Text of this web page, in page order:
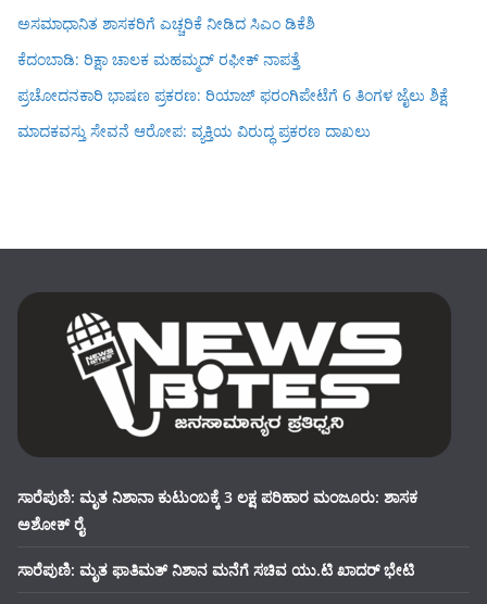
ಅಸಮಾಧಾನಿತ ಶಾಸಕರಿಗೆ ಎಚ್ಚರಿಕೆ ನೀಡಿದ ಸಿಎಂ ಡಿಕೆಶಿ
ಕೆದಂಬಾಡಿ: ರಿಕ್ಷಾ ಚಾಲಕ ಮಹಮ್ಮದ್ ರಫೀಕ್ ನಾಪತ್ತೆ
ಪ್ರಚೋದನಕಾರಿ ಭಾಷಣ ಪ್ರಕರಣ: ರಿಯಾಜ್ ಫರಂಗಿಪೇಟೆಗೆ 6 ತಿಂಗಳ ಜೈಲು ಶಿಕ್ಷೆ
ಮಾದಕವಸ್ತು ಸೇವನೆ ಆರೋಪ: ವ್ಯಕ್ತಿಯ ವಿರುದ್ಧ ಪ್ರಕರಣ ದಾಖಲು
ಸಾರೆಪುಣಿ: ಮೃತ ನಿಶಾನಾ ಕುಟುಂಬಕ್ಕೆ 3 ಲಕ್ಷ ಪರಿಹಾರ ಮಂಜೂರು: ಶಾಸಕ
ಅಶೋಕ್ ರೈ
ಸಾರೆಪುಣಿ: ಮೃತ ಫಾತಿಮತ್ ನಿಶಾನ ಮನೆಗೆ ಸಚಿವ ಯು.ಟಿ ಖಾದರ್ ಭೇಟಿ